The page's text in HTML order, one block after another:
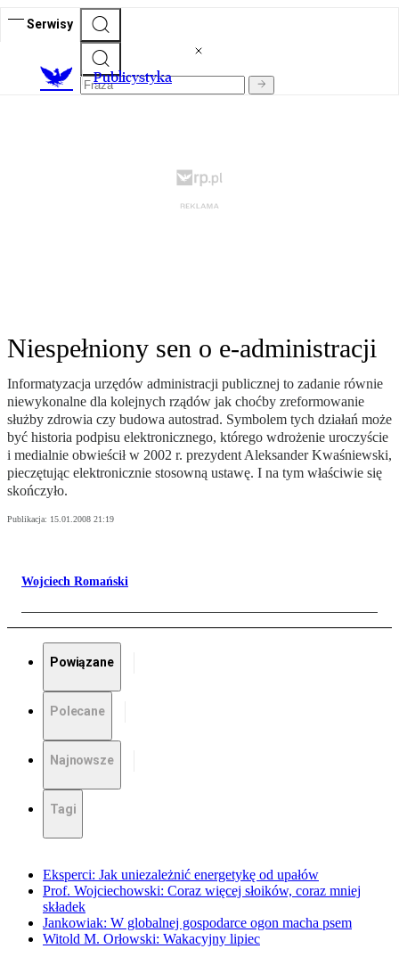
Serwisy
Publicystyka
Niespełniony sen o e-administracji
Informatyzacja urzędów administracji publicznej to zadanie równie
niewykonalne dla kolejnych rządów jak choćby zreformowanie
służby zdrowia czy budowa autostrad. Symbolem tych działań może
być historia podpisu elektronicznego, którego wdrożenie uroczyście
i medialnie obwieścił w 2002 r. prezydent Aleksander Kwaśniewski,
pieczętując elektronicznie stosowną ustawę. I na tym właściwie się
skończyło.
Publikacja: 15.01.2008 21:19
Wojciech Romański
Powiązane
Polecane
Najnowsze
Tagi
Eksperci: Jak uniezależnić energetykę od upałów
Prof. Wojciechowski: Coraz więcej słoików, coraz mniej
składek
Jankowiak: W globalnej gospodarce ogon macha psem
Witold M. Orłowski: Wakacyjny lipiec